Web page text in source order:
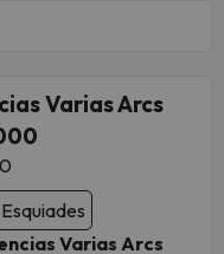
Varias Arcs
Varias Arcs